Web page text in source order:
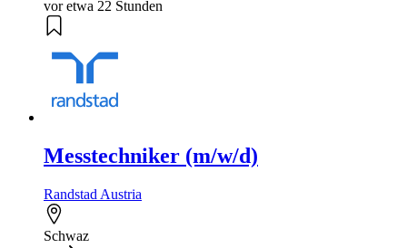
vor etwa 22 Stunden
Messtechniker (m/w/d)
Randstad Austria
Schwaz